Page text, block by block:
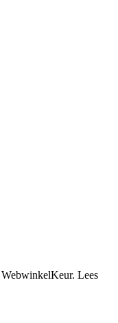
WebwinkelKeur. Lees